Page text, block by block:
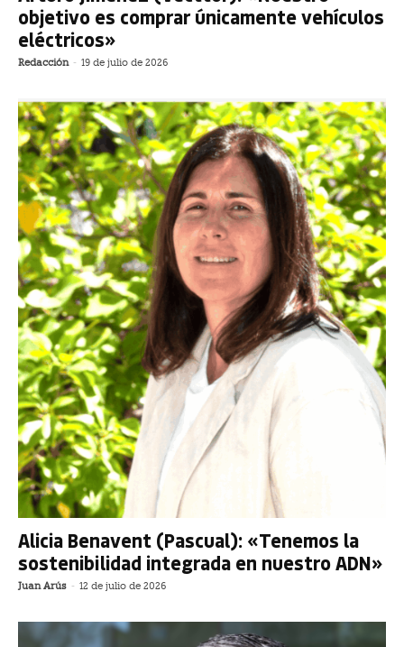
objetivo es comprar únicamente vehículos
eléctricos»
Redacción - 19 de julio de 2026
Alicia Benavent (Pascual): «Tenemos la
sostenibilidad integrada en nuestro ADN»
Juan Arús - 12 de julio de 2026